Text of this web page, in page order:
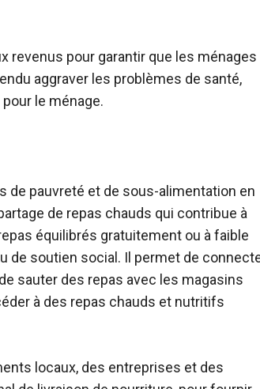
revenus pour garantir que les ménages
aggraver les problèmes de santé,
le ménage.
de pauvreté et de sous-alimentation en
de repas chauds qui contribue à
équilibrés gratuitement ou à faible
de soutien social. Il permet de
sauter des repas avec les magasins
à des repas chauds et nutritifs
locaux, des entreprises et des